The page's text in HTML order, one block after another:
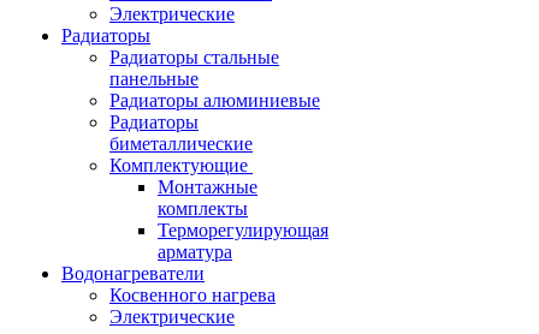
Электрические
Радиаторы
Радиаторы стальные
панельные
Радиаторы алюминиевые
Радиаторы
биметаллические
Комплектующие
Монтажные
комплекты
Терморегулирующая
арматура
Водонагреватели
Косвенного нагрева
Электрические